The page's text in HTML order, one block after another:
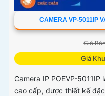
CAMERA VP-5011IP
Giá
Giá
Camera IP POEVP-
cao cấp, được thiết kế